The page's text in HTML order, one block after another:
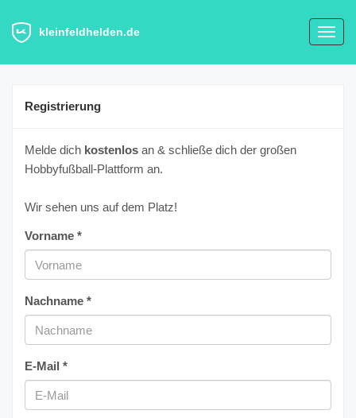
kleinfeldhelden.de
Registrierung
Melde dich kostenlos an & schließe dich der großen
Hobbyfußball-Plattform an.
Wir sehen uns auf dem Platz!
Vorname *
Nachname *
E-Mail *